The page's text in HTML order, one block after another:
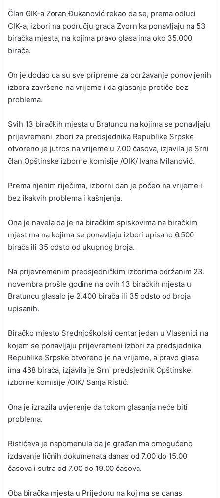
Član GIK-a Zoran Đukanović rekao da se, prema odluci
CIK-a, izbori na području grada Zvornika ponavljaju na 53
biračka mjesta, na kojima pravo glasa ima oko 35.000
birača.
On je dodao da su sve pripreme za održavanje ponovljenih
izbora završene na vrijeme i da glasanje protiče bez
problema.
Svih 13 biračkih mjesta u Bratuncu na kojima se ponavljaju
prijevremeni izbori za predsjednika Republike Srpske
otvoreno je jutros na vrijeme u 7.00 časova, izjavila je Srni
član Opštinske izborne komisije /OIK/ Ivana Milanović.
Prema njenim riječima, izborni dan je počeo na vrijeme i
bez ikakvih problema i kašnjenja.
Ona je navela da je na biračkim spiskovima na biračkim
mjestima na kojima se ponavljaju izbori upisano 6.500
birača ili 35 odsto od ukupnog broja.
Na prijevremenim predsjedničkim izborima održanim 23.
novembra prošle godine na ovih 13 biračkih mjesta u
Bratuncu glasalo je 2.400 birača ili 35 odsto od broja
upisanih.
Biračko mjesto Srednjoškolski centar jedan u Vlasenici na
kojem se ponavljaju prijevremeni izbori za predsjednika
Republike Srpske otvoreno je na vrijeme, a pravo glasa
ima 468 birača, izjavila je Srni predsjednik Opštinske
izborne komisije /OIK/ Sanja Ristić.
Ona je izrazila uvjerenje da tokom glasanja neće biti
problema.
Ristićeva je napomenula da je građanima omogućeno
izdavanje ličnih dokumenata danas od 7.00 do 15.00
časova i sutra od 7.00 do 19.00 časova.
Oba biračka mjesta u Prijedoru na kojima se danas